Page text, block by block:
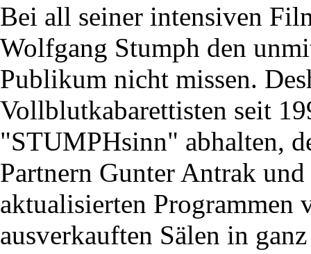
Bei all seiner intensiven
Wolfgang Stumph den
Publikum nicht missen.
Vollblutkabarettisten seit
"STUMPHsinn" abhalten,
Partnern Gunter Antrak
aktualisierten Programmen
ausverkauften Sälen in